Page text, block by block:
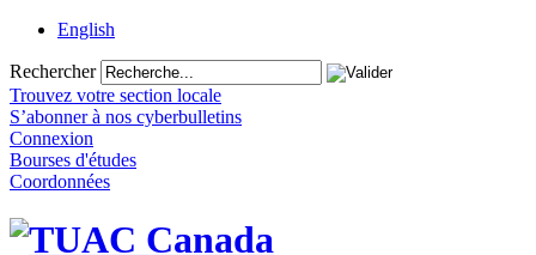
English
Rechercher
Trouvez votre section locale
S’abonner à nos cyberbulletins
Connexion
Bourses d'études
Coordonnées